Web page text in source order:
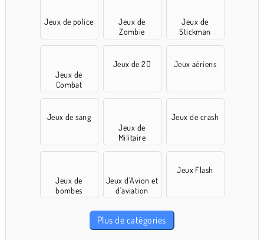
Jeux de police
Jeux de
Zombie
Jeux de
Stickman
Jeux de
Combat
Jeux de 2D Jeux aériens
Jeux de sang
Jeux de
Militaire
Jeux de crash
Jeux de
bombes
Jeux d'Avion et
d'aviation
Jeux Flash
Plus de catégories